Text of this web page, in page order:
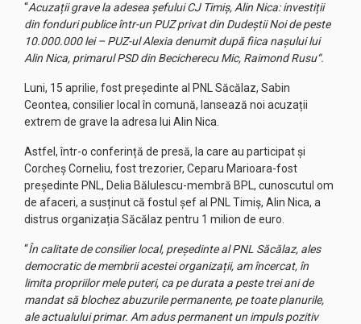
“Acuzații grave la adesea șefului CJ Timiș, Alin Nica: investiții
din fonduri publice într-un PUZ privat din Dudeștii Noi de peste
10.000.000 lei – PUZ-ul Alexia denumit după fiica nașului lui
Alin Nica, primarul PSD din Becicherecu Mic, Raimond Rusu“.
Luni, 15 aprilie, fost președinte al PNL Săcălaz, Sabin
Ceontea, consilier local în comună, lansează noi acuzații
extrem de grave la adresa lui Alin Nica.
Astfel, într-o conferință de presă, la care au participat și
Corcheș Corneliu, fost trezorier, Ceparu Marioara-fost
președinte PNL, Delia Bălulescu-membră BPL, cunoscutul om
de afaceri, a susținut că fostul șef al PNL Timiș, Alin Nica, a
distrus organizația Săcălaz pentru 1 milion de euro.
“În calitate de consilier local, președinte al PNL Săcălaz, ales
democratic de membrii acestei organizații, am încercat, în
limita propriilor mele puteri, ca pe durata a peste trei ani de
mandat să blochez abuzurile permanente, pe toate planurile,
ale actualului primar. Am adus permanent un impuls pozitiv